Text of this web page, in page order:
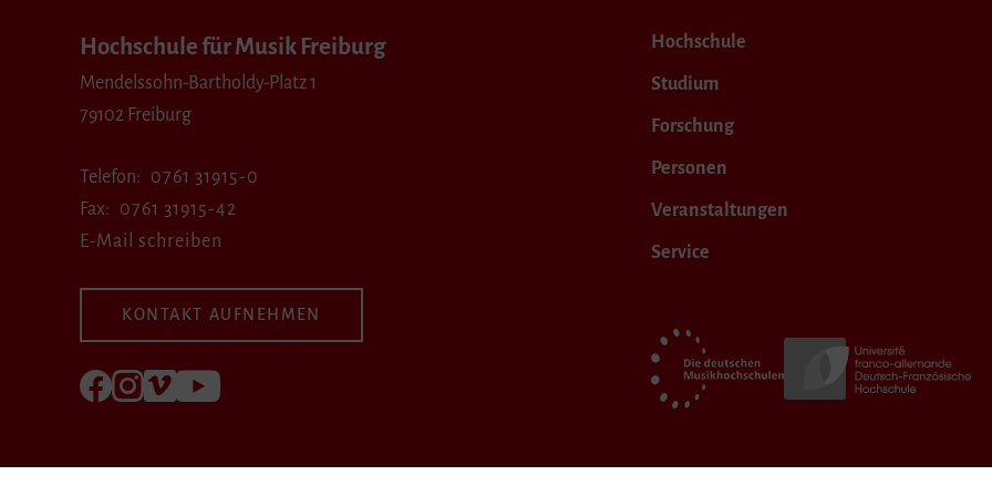
Hochschule für Musik Freiburg
Mendelssohn-Bartholdy-Platz 1
79102 Freiburg
Telefon
0761 31915-0
Fax
0761 31915-42
E-Mail schreiben
KONTAKT AUFNEHMEN
Folgen Sie uns auf Facebook
Folgen Sie uns auf Instagram
Besuchen Sie uns bei Vimeo
Hochschule
Studium
Forschung
Personen
Veranstaltungen
Service